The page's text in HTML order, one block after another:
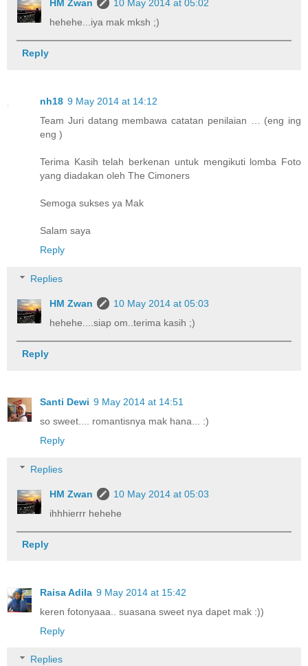
HM Zwan
10 May 2014 at 05:02
hehehe...iya mak mksh ;)
Reply
nh18 9 May 2014 at 14:12
Team Juri datang membawa catatan penilaian … (eng ing
eng )
Terima Kasih telah berkenan untuk mengikuti lomba Foto
yang diadakan oleh The Cimoners
Semoga sukses ya Mak
Salam saya
Reply
Replies
HM Zwan
10 May 2014 at 05:03
hehehe....siap om..terima kasih ;)
Reply
Santi Dewi 9 May 2014 at 14:51
so sweet.... romantisnya mak hana... :)
Reply
Replies
HM Zwan
10 May 2014 at 05:03
ihhhierrr hehehe
Reply
Raisa Adila 9 May 2014 at 15:42
keren fotonyaaa.. suasana sweet nya dapet mak :))
Reply
Replies